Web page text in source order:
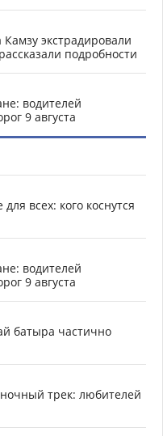
Камзу экстрадировали
подробности
водителей
9 августа
всех: кого коснутся
водителей
9 августа
батыра частично
трек: любителей